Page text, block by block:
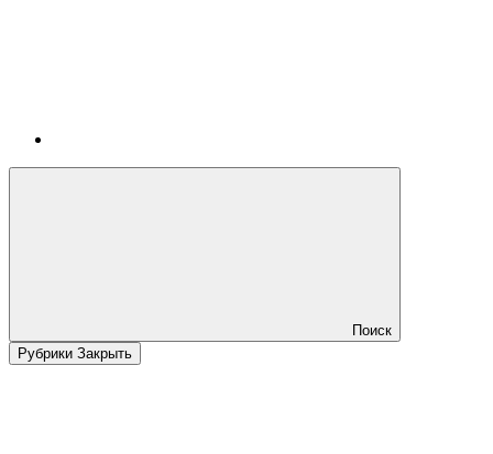
Поиск
Рубрики Закрыть